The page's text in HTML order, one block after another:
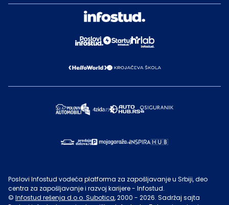
Poslovi Infostud vodeća platforma za zapošljavanje u Srbiji, deo
centra za zapošljavanje i razvoj karijere - Infostud.
© Infostud rešenja d.o.o. Subotica, 2000 - 2026. Sadržaj sajta